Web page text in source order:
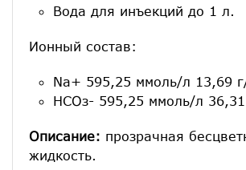
Вода для инъекций до 1 л.
Ионный состав:
Na+ 595,25 ммоль/л 13,69
НСОз- 595,25 ммоль/л
Описание: прозрачная
жидкость.